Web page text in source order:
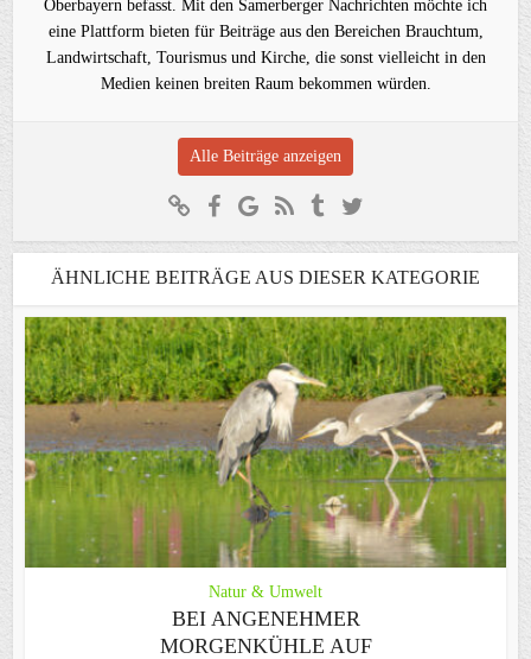
Oberbayern befasst. Mit den Samerberger Nachrichten möchte ich
eine Plattform bieten für Beiträge aus den Bereichen Brauchtum,
Landwirtschaft, Tourismus und Kirche, die sonst vielleicht in den
Medien keinen breiten Raum bekommen würden.
Alle Beiträge anzeigen
ÄHNLICHE BEITRÄGE AUS DIESER KATEGORIE
Natur & Umwelt
BEI ANGENEHMER
MORGENKÜHLE AUF